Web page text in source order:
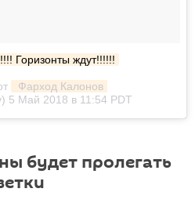
Горизонты ждут!!!!!!
Фарход Калонов
5 Май 2018 в 11:54 PDT
будет пролегать